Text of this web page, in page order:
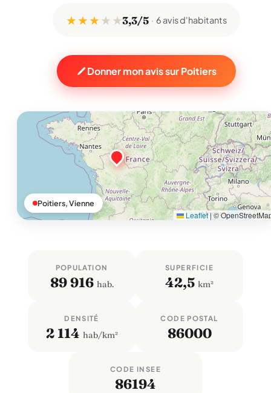
★ ★ ★★ ★3,3/5 6 avis d'habitants
Donner mon avis sur Poitiers
Leaflet|©
Poitiers, Vienne
POPULATION
89 916 hab.
SUPERFICIE
42,5 km²
DENSITÉ
2 114 hab/km²
CODE POSTAL
86000
CODE INSEE
86194